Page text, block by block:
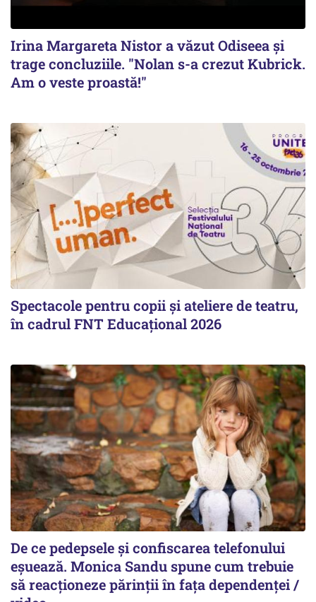
Irina Margareta Nistor a văzut Odiseea şi
trage concluziile. "Nolan s-a crezut Kubrick.
Am o veste proastă!"
Spectacole pentru copii și ateliere de teatru,
în cadrul FNT Educațional 2026
De ce pedepsele și confiscarea telefonului
eșuează. Monica Sandu spune cum trebuie
să reacționeze părinții în fața dependenței /